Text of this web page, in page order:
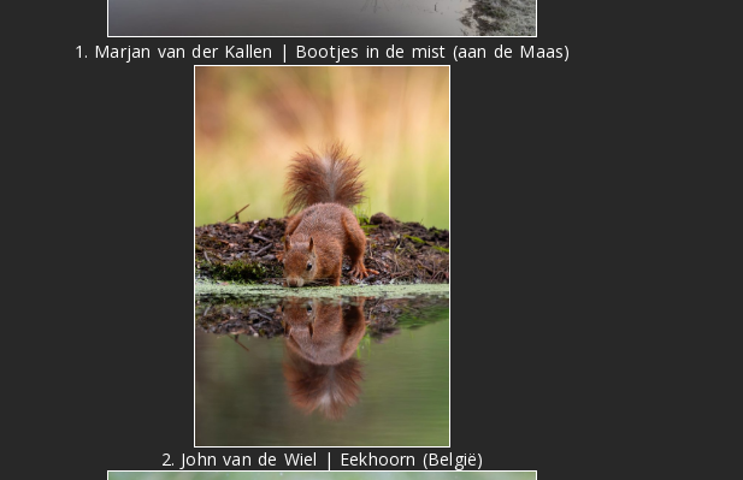
1. Marjan van der Kallen | Bootjes in de mist (aan de Maas)
2. John van de Wiel | Eekhoorn (België)